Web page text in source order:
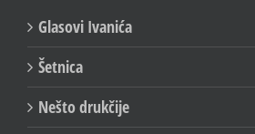
Glasovi Ivanića
Šetnica
Nešto drukčije